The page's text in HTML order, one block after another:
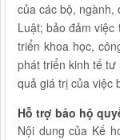
của các bộ, ngành,
Luật; bảo đảm
triển khoa học,
phát triển kinh tế
quả giá trị của việc
Hỗ trợ bảo hộ
Nội dung của Kế